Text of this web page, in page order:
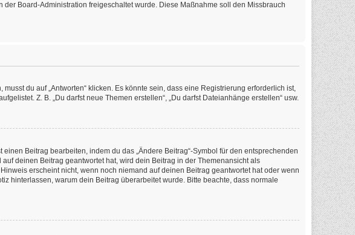
Board-Administration freigeschaltet wurde. Diese Maßnahme soll den Missbrauch
du auf „Antworten“ klicken. Es könnte sein, dass eine Registrierung erforderlich ist,
Z. B. „Du darfst neue Themen erstellen“, „Du darfst Dateianhänge erstellen“ usw.
Beitrag bearbeiten, indem du das „Ändere Beitrag“-Symbol für den entsprechenden
deinen Beitrag geantwortet hat, wird dein Beitrag in der Themenansicht als
erscheint nicht, wenn noch niemand auf deinen Beitrag geantwortet hat oder wenn
hinterlassen, warum dein Beitrag überarbeitet wurde. Bitte beachte, dass normale